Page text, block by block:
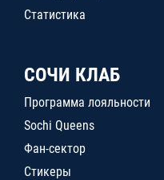
Статистика
СОЧИ КЛАБ
Программа лояльности
Sochi Queens
Фан-сектор
Стикеры